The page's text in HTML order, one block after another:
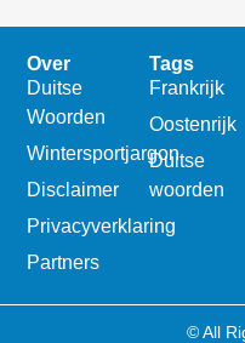
Over
Duitse
Woorden
Wintersportjargon
Disclaimer
Privacyverklaring
Partners
Tags
Frankrijk
Oostenrijk
Duitse
woorden
© All